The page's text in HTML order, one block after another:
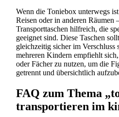
Wenn die Toniebox unterwegs
Reisen oder in anderen Räumen
Transporttaschen hilfreich, die
geeignet sind. Diese Taschen
gleichzeitig sicher im Verschluss
mehreren Kindern empfiehlt
oder Fächer zu nutzen, um die
getrennt und übersichtlich
FAQ zum Thema
transportieren im